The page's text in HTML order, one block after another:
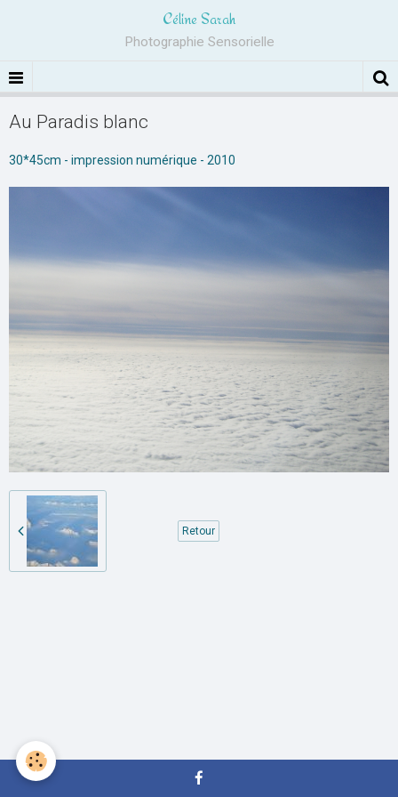
Céline Sarah
Photographie Sensorielle
Au Paradis blanc
30*45cm - impression numérique - 2010
Retour